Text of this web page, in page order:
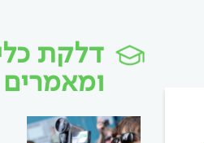
דלקת
ומאמרים